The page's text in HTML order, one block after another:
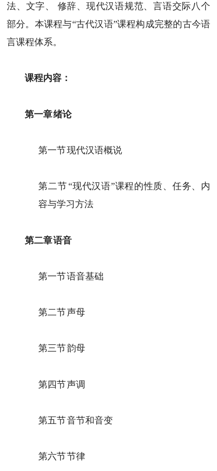
法、文字、 修辞、现代汉语规范、言语交际八个
部分。本课程与“古代汉语”课程构成完整的古今语
言课程体系。
课程内容：
第一章绪论
第一节现代汉语概说
第二节“现代汉语”课程的性质、任务、内
容与学习方法
第二章语音
第一节语音基础
第二节声母
第三节韵母
第四节声调
第五节音节和音变
第六节节律